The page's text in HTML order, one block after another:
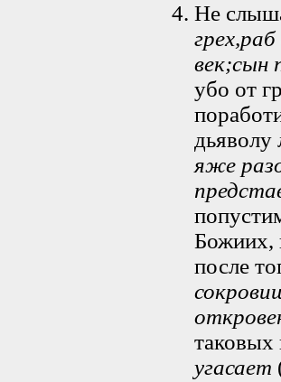
Не
век;сын
убо от
дьяволу
яже
Божиих,
после
таковых
угасает